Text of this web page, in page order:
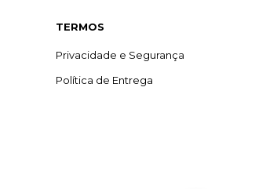
TERMOS
Privacidade e Segurança
Política de Entrega